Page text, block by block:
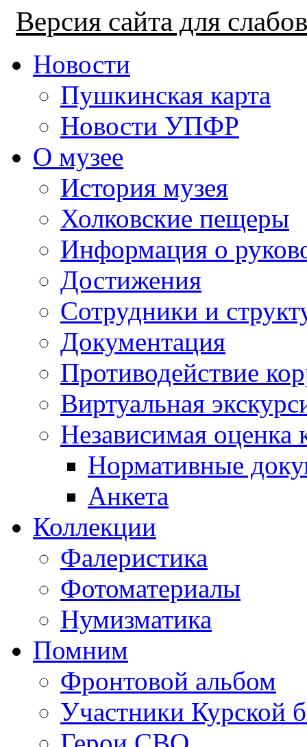
Версия сайта для
Новости
Пушкинская карта
Новости УПФР
О музее
История музея
Холковские пещеры
Информация о
Достижения
Сотрудники и
Документация
Противодействие
Виртуальная
Независимая оценка
Нормативные
Анкета
Коллекции
Фалеристика
Фотоматериалы
Нумизматика
Помним
Фронтовой альбом
Участники Курской